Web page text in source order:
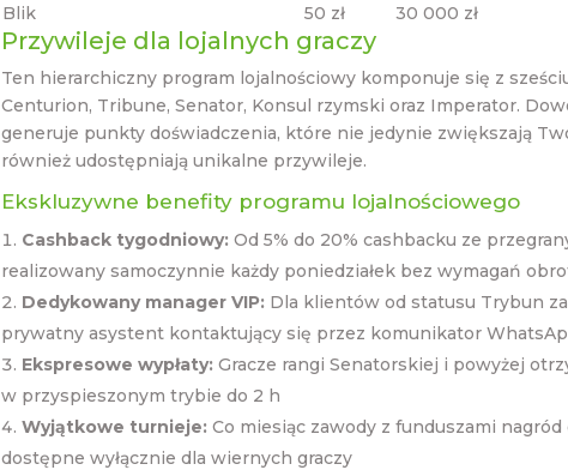
Blik 50 zł 30 000 zł
Przywileje dla lojalnych graczy
Ten hierarchiczny program lojalnościowy komponuje się z
Centurion, Tribune, Senator, Konsul rzymski oraz Imperator.
generuje punkty doświadczenia, które nie jedynie zwiększają
również udostępniają unikalne przywileje.
Ekskluzywne benefity programu lojalnościowego
Cashback tygodniowy: Od 5% do 20% cashbacku ze
realizowany samoczynnie każdy poniedziałek bez wymagań
Dedykowany manager VIP: Dla klientów od statusu Trybun
prywatny asystent kontaktujący się przez komunikator
Ekspresowe wypłaty: Gracze rangi Senatorskiej i powyżej
w przyspieszonym trybie do 2 h
Wyjątkowe turnieje: Co miesiąc zawody z funduszami
dostępne wyłącznie dla wiernych graczy